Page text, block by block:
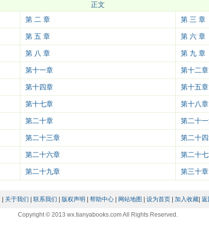
正文
第 二 章 第 三 章
第 五 章 第 六 章
第 八 章 第 九 章
第十一章 第十二章
第十四章 第十五章
第十七章 第十八章
第二十章 第二十
第二十三章 第二十
第二十六章 第二十
第二十九章 第三十章
关于我们 联系我们 版权声明 帮助中心| 网站地图 设为首页| 加入收藏| 返
Copyright © 2013 wx.tianyabooks.com All Rights Reserved.